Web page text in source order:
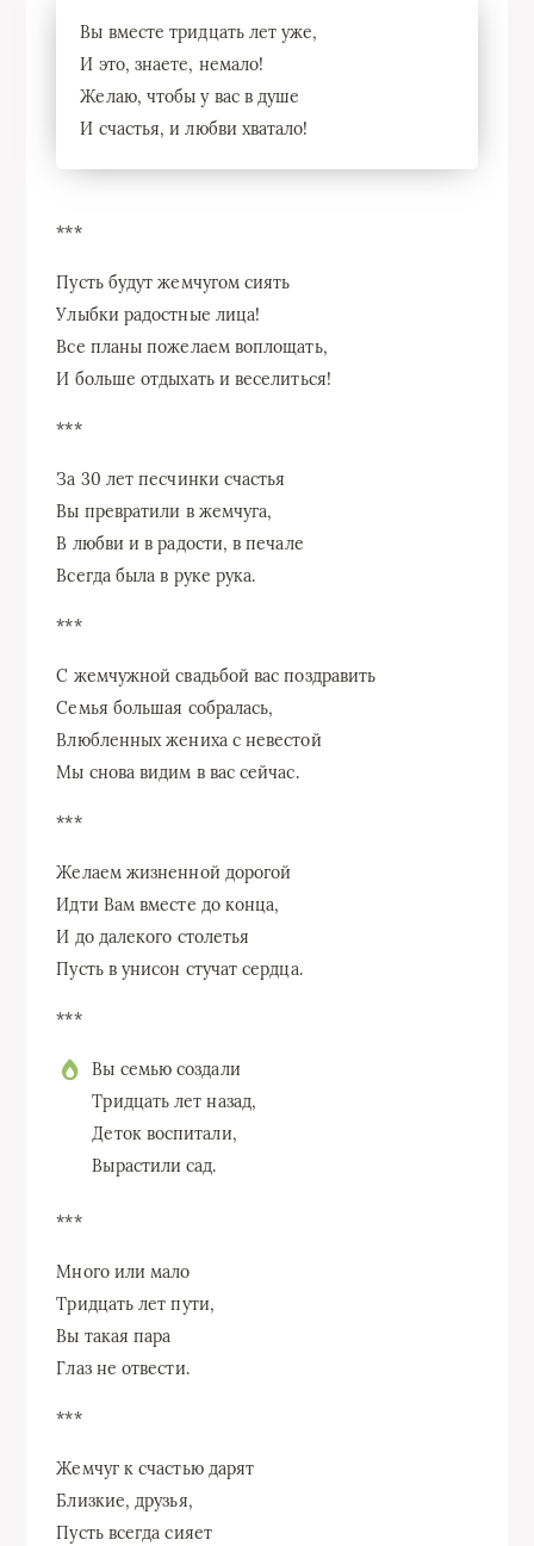
Вы вместе тридцать лет уже,
И это, знаете, немало!
Желаю, чтобы у вас в душе
И счастья, и любви хватало!
***
Пусть будут жемчугом сиять
Улыбки радостные лица!
Все планы пожелаем воплощать,
И больше отдыхать и веселиться!
***
За 30 лет песчинки счастья
Вы превратили в жемчуга,
В любви и в радости, в печале
Всегда была в руке рука.
***
С жемчужной свадьбой вас поздравить
Семья большая собралась,
Влюбленных жениха с невестой
Мы снова видим в вас сейчас.
***
Желаем жизненной дорогой
Идти Вам вместе до конца,
И до далекого столетья
Пусть в унисон стучат сердца.
***
Вы семью создали
Тридцать лет назад,
Деток воспитали,
Вырастили сад.
***
Много или мало
Тридцать лет пути,
Вы такая пара
Глаз не отвести.
***
Жемчуг к счастью дарят
Близкие, друзья,
Пусть всегда сияет